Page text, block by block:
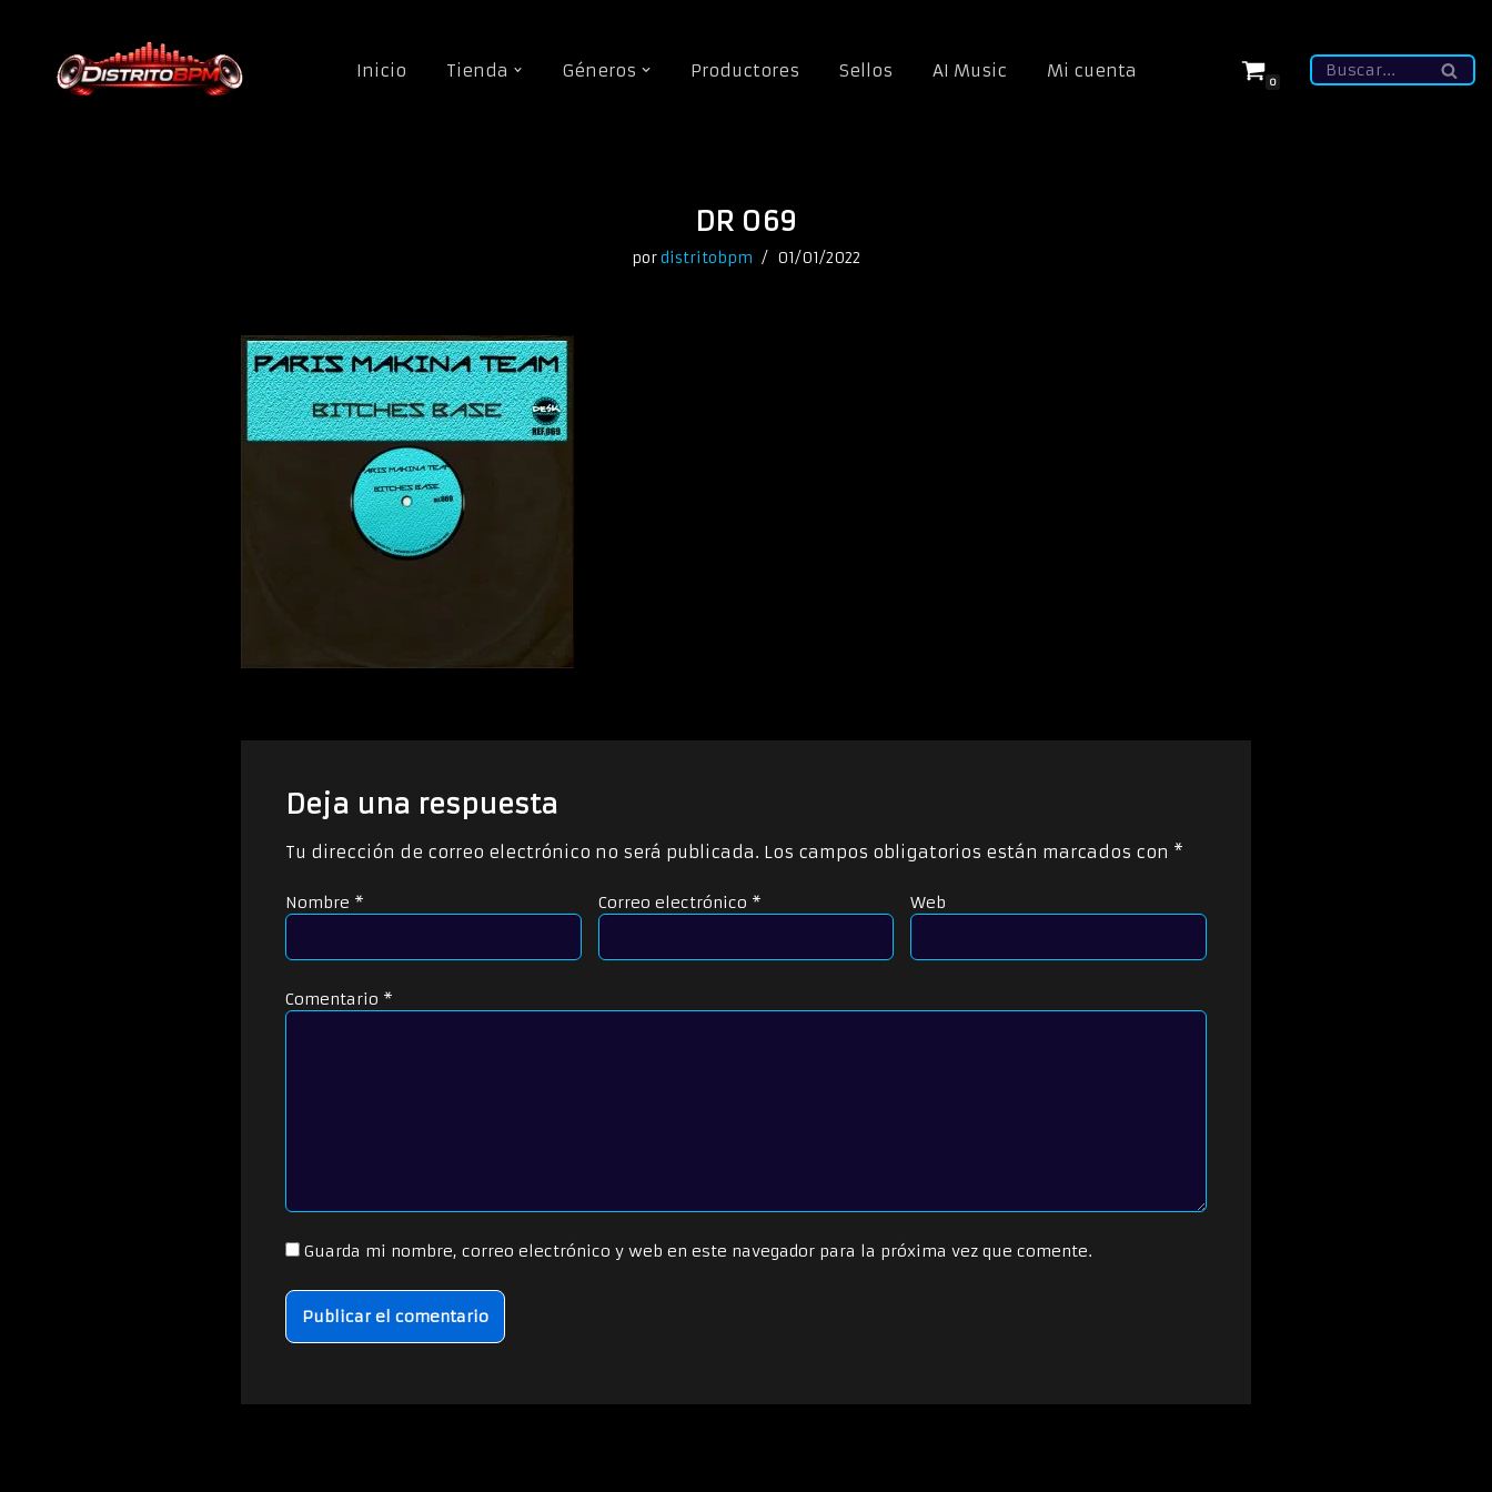
Inicio
Tienda Géneros Productores Sellos AI Music Mi cuenta
0
DR 069
pordistritobpm 01/01/2022
Deja una respuesta
Tu dirección de correo electrónico no será publicada. Los campos obligatorios están marcados con *
Nombre * Correo electrónico * Web
Comentario *
Guarda mi nombre, correo electrónico y web en este navegador para la próxima vez que comente.